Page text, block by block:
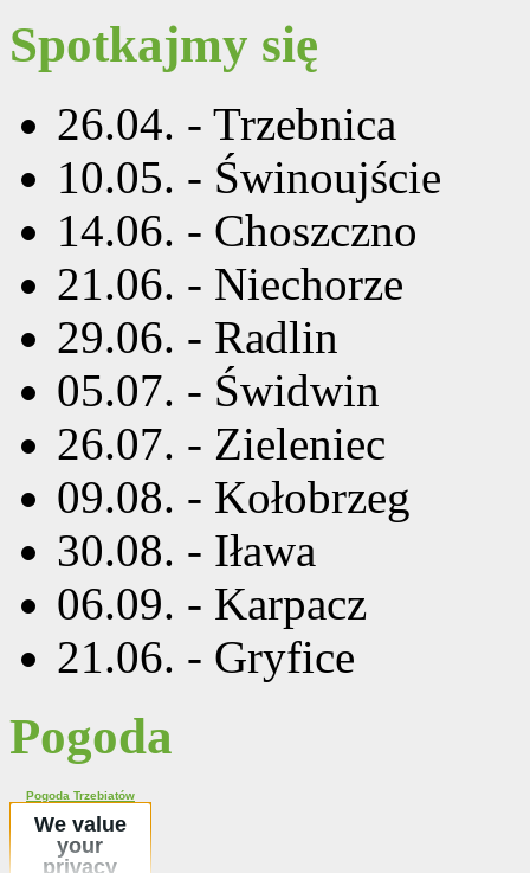
Spotkajmy się
26.04. - Trzebnica
10.05. - Świnoujście
14.06. - Choszczno
21.06. - Niechorze
29.06. - Radlin
05.07. - Świdwin
26.07. - Zieleniec
09.08. - Kołobrzeg
30.08. - Iława
06.09. - Karpacz
21.06. - Gryfice
Pogoda
Pogoda Trzebiatów